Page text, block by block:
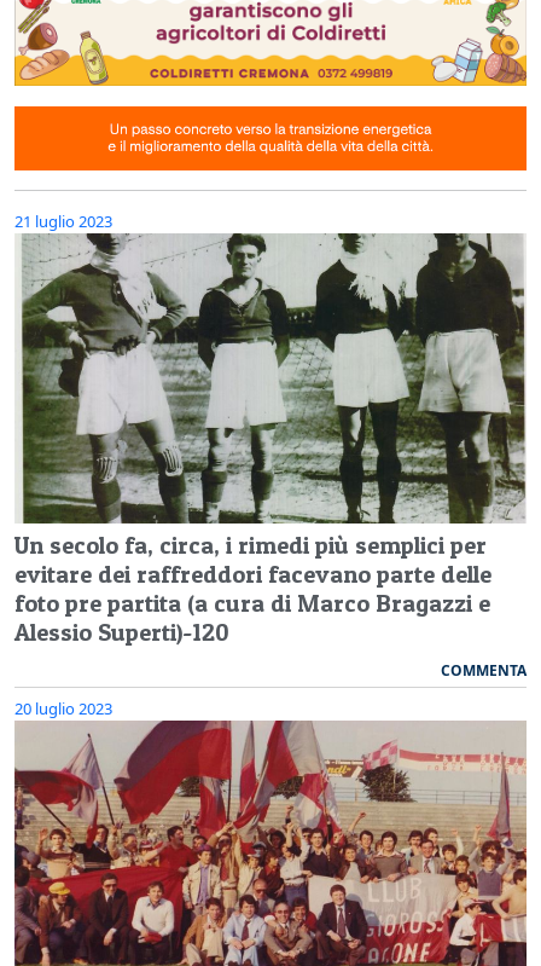
21 luglio 2023
Un secolo fa, circa, i rimedi più semplici per
evitare dei raffreddori facevano parte delle
foto pre partita (a cura di Marco Bragazzi e
Alessio Superti)-120
COMMENTA
20 luglio 2023